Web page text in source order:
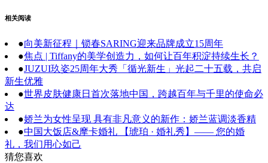
相关阅读
●向美新征程｜锁春SARING迎来品牌成立15周年
●焦点 | Tiffany的美学创造力，如何让百年积淀持续生长？
●JUZUI玖姿25周年大秀「循光新生」光起二十五载，共启
新生优雅
●世界皮肤健康日首次落地中国，跨越百年与千里的使命必
达
●娇兰为女性呈现 具有非凡意义的新作：娇兰蓝调淡香精
●中国大饭店&摩卡婚礼 【琥珀 · 婚礼秀】—— 您的婚
礼，我们用心如己
猜您喜欢